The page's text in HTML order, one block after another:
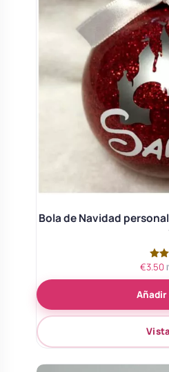
Bola de Navidad
€3.50